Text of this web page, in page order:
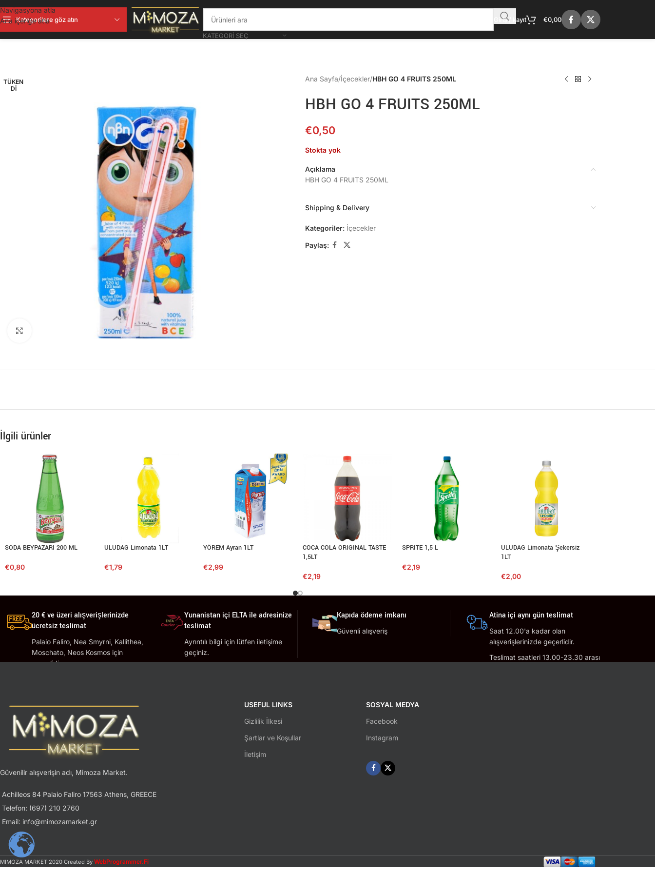
Navigasyona atla
Ana içeriğe atla
Kategorilere göz atın
KATEGORI SEÇ
Giriş / kayıt €0,00
TÜKEN
DI
Ana Sayfa/İçecekler/HBH GO 4 FRUITS 250ML
HBH GO 4 FRUITS 250ML
€0,50
Stokta yok
Açıklama
HBH GO 4 FRUITS 250ML
Shipping & Delivery
Kategoriler: İçecekler
Paylaş:
İlgili ürünler
SODA BEYPAZARI 200 ML
€0,80
ULUDAG Limonata 1LT
€1,79
YÖREM Ayran 1LT
€2,99
COCA COLA ORIGINAL TASTE
1,5LT
€2,19
SPRITE 1,5 L
€2,19
ULUDAG Limonata Şekersiz
1LT
€2,00
20 € ve üzeri alışverişlerinizde
ücretsiz teslimat
Palaio Faliro, Nea Smyrni, Kallithea,
Moschato, Neos Kosmos için
geçerlidir.
Yunanistan içi ELTA ile adresinize
teslimat
Ayrıntılı bilgi için lütfen iletişime
geçiniz.
Kapıda ödeme imkanı
Güvenli alışveriş
Atina içi aynı gün teslimat
Saat 12.00'a kadar olan
alışverişlerinizde geçerlidir.
Teslimat saatleri 13.00-23.30 arası
Güvenilir alışverişin adı, Mimoza Market.
Achilleos 84 Palaio Faliro 17563 Athens, GREECE
Telefon: (697) 210 2760
Email: info@mimozamarket.gr
USEFUL LINKS
Gizlilik İlkesi
Şartlar ve Koşullar
İletişim
SOSYAL MEDYA
Facebook
Instagram
MIMOZA MARKET 2020 Created By WebProgrammer.Fi